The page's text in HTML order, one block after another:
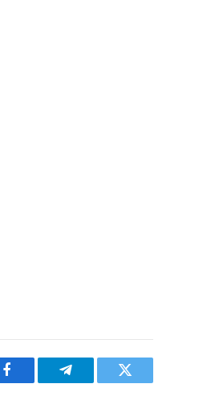
Facebook Telegram Twitter